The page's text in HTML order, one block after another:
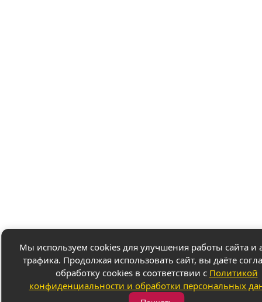
Мы используем cookies для улучшения работы сайта и
трафика. Продолжая использовать сайт, вы даёте
обработку cookies в соответствии с Политикой
конфиденциальности и обработки персональных